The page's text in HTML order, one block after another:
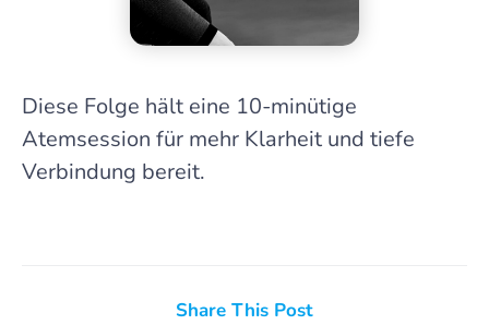
Diese Folge hält eine 10-minütige
Atemsession für mehr Klarheit und tiefe
Verbindung bereit.
Share This Post